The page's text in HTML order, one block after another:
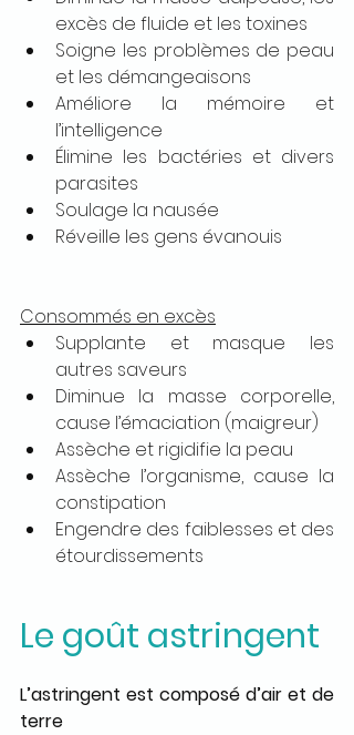
excès de fluide et les toxines
Soigne les problèmes de peau
et les démangeaisons
Améliore la mémoire et
l’intelligence
Élimine les bactéries et divers
parasites
Soulage la nausée
Réveille les gens évanouis
Consommés en excès
Supplante et masque les
autres saveurs
Diminue la masse corporelle,
cause l’émaciation (maigreur)
Assèche et rigidifie la peau
Assèche l’organisme, cause la
constipation
Engendre des faiblesses et des
étourdissements
Le goût astringent
L’astringent est composé d’air et de
terre